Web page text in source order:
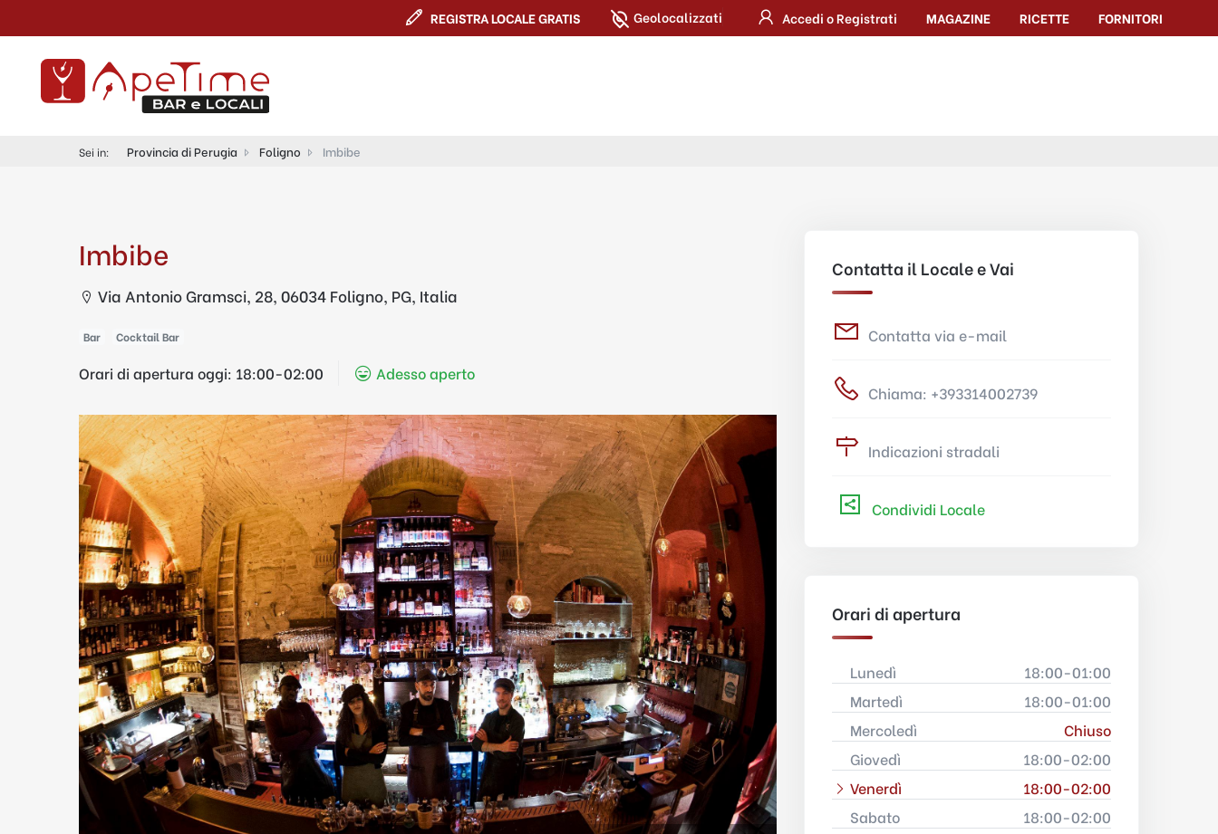
REGISTRA LOCALE GRATIS Geolocalizzati Accedi o Registrati MAGAZINE RICETTE FORNITORI
Sei in: Provincia di Perugia Foligno Imbibe
Imbibe
Via Antonio Gramsci, 28, 06034 Foligno, PG, Italia
Bar Cocktail Bar
Orari di apertura oggi: 18:00-02:00 Adesso aperto
Contatta il Locale e Vai
Contatta via e-mail
Chiama: +393314002739
Indicazioni stradali
Condividi Locale
Orari di apertura
Lunedì
18:00-01:00
Martedì
18:00-01:00
Mercoledì
Chiuso
Giovedì
18:00-02:00
Venerdì
18:00-02:00
Sabato
18:00-02:00